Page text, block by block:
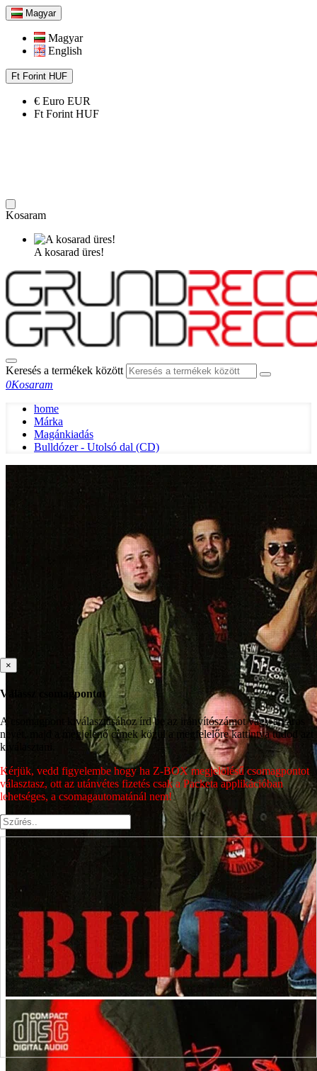
Magyar
Magyar
English
Ft Forint HUF
€ Euro EUR
Ft Forint HUF
Kosaram
A kosarad üres!
Keresés a termékek között
0Kosaram
home
Márka
Magánkiadás
Bulldózer - Utolsó dal (CD)
×
Válassz csomagpontot
A csomagpont kiválasztásához írd be az irányítószámot vagy a város
nevét, majd a megjelenő címek közül a megfelelőre kattintva tudod azt
kiválasztani.
Kérjük, vedd figyelembe hogy ha Z-BOX megjelölésű csomagpontot
választasz, ott az utánvétes fizetés csak a Packeta applikációban
lehetséges, a csomagautomatánál nem!